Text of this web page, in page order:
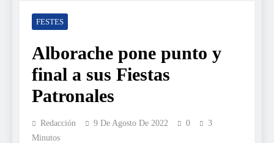
FESTES
Alborache pone punto y
final a sus Fiestas
Patronales
Redacción 9 De Agosto De 2022 0
3
Minutos